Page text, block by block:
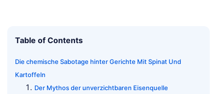
Table of Contents
Die chemische Sabotage hinter Gerichte Mit Spinat Und
Kartoffeln
Der Mythos der unverzichtbaren Eisenquelle